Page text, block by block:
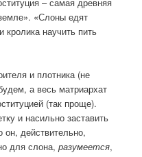
«Слоны едят
кролика научить пить
и плотника (не
а весь матриархат
(так проще).
и насильно заставить
он, действительно,
для слона, разумеется,